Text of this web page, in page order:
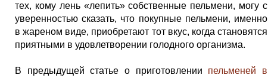
тех, кому лень «лепить» собственные пельмени, могу с
уверенностью сказать, что покупные пельмени, именно
в жареном виде, приобретают тот вкус, когда становятся
приятными в удовлетворении голодного организма.
В предыдущей статье о приготовлении пельменей в